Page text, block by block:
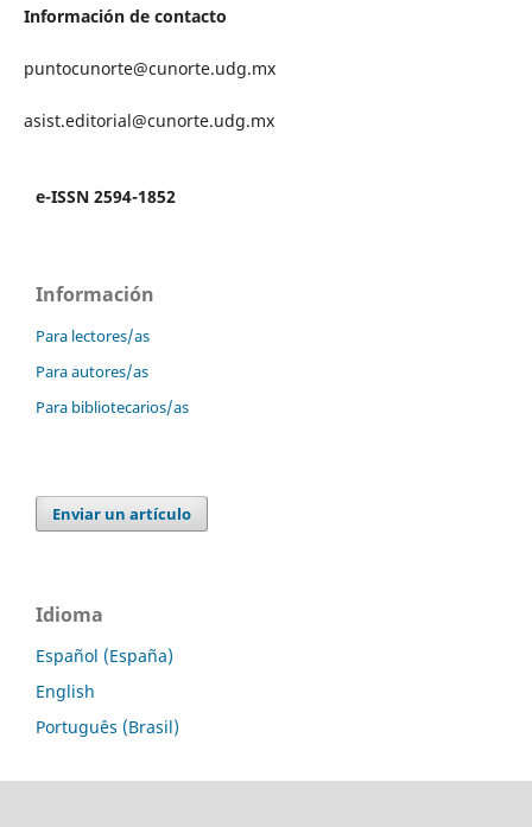
Información de contacto
puntocunorte@cunorte.udg.mx
asist.editorial@cunorte.udg.mx
e-ISSN 2594-1852
Información
Para lectores/as
Para autores/as
Para bibliotecarios/as
Enviar un artículo
Idioma
Español (España)
English
Português (Brasil)